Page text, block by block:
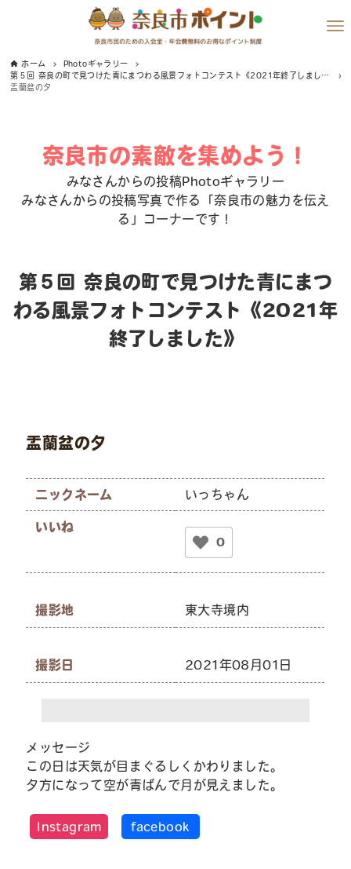
ホーム
Photoギャラリー
第５回 奈良の町で見つけた青にまつわる風景フォトコンテスト《2021年終了しました》
盂蘭盆の夕
奈良市の素敵を集めよう！
みなさんからの投稿Photoギャラリー
みなさんからの投稿写真で作る「奈良市の魅力を伝え
る」コーナーです！
第５回 奈良の町で見つけた青にまつ
わる風景フォトコンテスト《2021年
終了しました》
盂蘭盆の夕
ニックネーム いっちゃん
いいね
0
撮影地 東大寺境内
撮影日 2021年08月01日
メッセージ
この日は天気が目まぐるしくかわりました。
夕方になって空が青ばんで月が見えました。
Instagram facebook